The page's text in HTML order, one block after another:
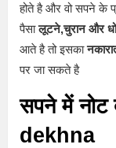
होते है और वो सपने के
पैसालूटने,चुरान और
आते है तो इसका
पर जा सकते है
सपने में नोट
dekhna